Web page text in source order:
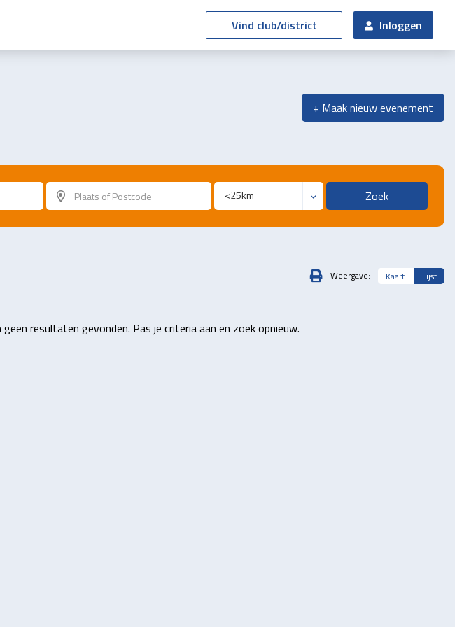
Vind club/district Inloggen
+ Maak nieuw evenement
Zoek
Weergave: Kaart Lijst
geen resultaten gevonden. Pas je criteria aan en zoek opnieuw.